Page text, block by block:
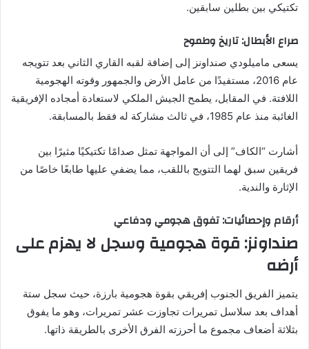
تكتيكي بين بطلين سابقين.
صراع الأبطال: تاريخ وطموح
يسعى ماميلودي صنداونز إلى إضافة لقبه القاري الثاني بعد تتويجه
عام 2016، مستفيدًا من عامل الأرض والجمهور وقوته الهجومية
اللافتة. في المقابل، يطمح الجيش الملكي لاستعادة أمجاده الإفريقية
الغائبة منذ عام 1985، في ثالث مشاركة له فقط بالمسابقة.
أشارت “الكاف” إلى أن المواجهة تمثل صدامًا تكتيكيًا مثيرًا بين
فريقين سبق لهما التتويج باللقب، مما يضفي عليها طابعًا خاصًا من
الإثارة والندية.
أرقام وإحصائيات: تفوق هجومي ودفاعي
صنداونز: قوة هجومية وسجل لا يهزم على
أرضه
يتميز الفريق الجنوب إفريقي بقوة هجومية بارزة، حيث سجل ستة
أهداف بعد سلاسل تمريرات تجاوزت عشر تمريرات، وهو ما يفوق
بثلاثة أضعاف مجموع ما أحرزته الفرق الأخرى بالطريقة ذاتها.